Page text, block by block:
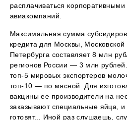
расплачиваться
авиакомпаний.
Максимальная сумма
кредита для Москвы, Московской
Петербурга составляет 8 млн
регионов России — 3 млн
топ-5 мировых экспортеров
топ-10 — по мясной. Для
вакцины ее производители на
заказывают специальные яйца,
готовят... Иной раз слушаешь,